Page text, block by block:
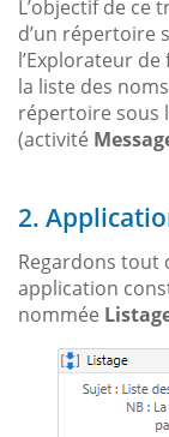
L’objectif de
d’un répertoire
l’Explorateur
la liste des
répertoire sous
(activité
2.
Regardons tout
application
nommée